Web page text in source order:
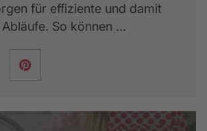
für effiziente und damit
So können ...